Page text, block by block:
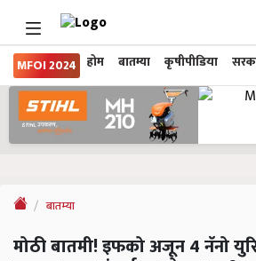
MFOI 2024 होम बातम्या कृषीपीडिया
बातम्या
मोठी बातमी! इफको अजून 4 नॅनो